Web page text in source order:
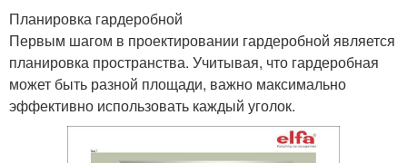
Планировка гардеробной
Первым шагом в проектировании гардеробной является
планировка пространства. Учитывая, что гардеробная
может быть разной площади, важно максимально
эффективно использовать каждый уголок.